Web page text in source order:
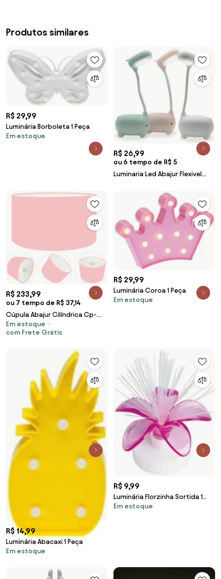
Produtos similares
R$ 29,99
Luminária Borboleta 1 Peça
Em estoque
R$ 26,99
ou 6 tempo de R$ 5
Luminaria Led Abajur Flexivel
R$ 233,99
ou 7 tempo de R$ 37,14
Cúpula Abajur Cilíndrica Cp-
7023 Ø50x21cm Rosa Bebê
Em estoque
com Frete Grátis
R$ 29,99
Luminária Coroa 1 Peça
Em estoque
R$ 14,99
Luminária Abacaxi 1 Peça
Em estoque
R$ 9,99
Luminária Florzinha Sortida 1
Peça
Em estoque